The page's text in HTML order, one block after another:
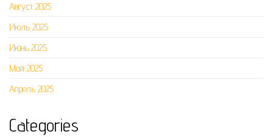
Август 2025
Июль 2025
Июнь 2025
Май 2025
Апрель 2025
Categories